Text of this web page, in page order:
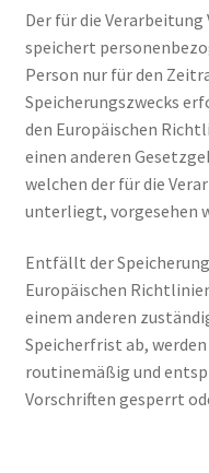
Der für die
speichert
Person nur für den
Speicherungszwecks
den Europäischen
einen anderen
welchen der für die
unterliegt, vorgesehen
Entfällt der
Europäischen
einem anderen
Speicherfrist ab,
routinemäßig und
Vorschriften gesperrt